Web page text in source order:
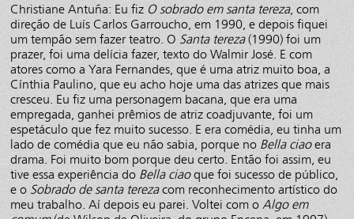
Christiane Antuña: Eu fiz O sobrado em santa tereza, com
direção de Luís Carlos Garroucho, em 1990, e depois fiquei
um tempão sem fazer teatro. O Santa tereza(1990) foi um
prazer, foi uma delícia fazer, texto do Walmir José. E com
atores como a Yara Fernandes, que é uma atriz muito boa, a
Cínthia Paulino, que eu acho hoje uma das atrizes que mais
cresceu. Eu fiz uma personagem bacana, que era uma
empregada, ganhei prêmios de atriz coadjuvante, foi um
espetáculo que fez muito sucesso. E era comédia, eu tinha um
lado de comédia que eu não sabia, porque no Bella ciaoera
drama. Foi muito bom porque deu certo. Então foi assim, eu
tive essa experiência do Bella ciaoque foi sucesso de público,
e o Sobrado de santa terezacom reconhecimento artístico do
meu trabalho. Aí depois eu parei. Voltei com o Algo em